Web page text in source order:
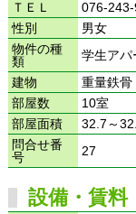
ＴＥＬ
076-
性別
男女
物件の種
類
学生アパ
建物
重量鉄
部屋数
10室
部屋面積
32.7～
問合せ番
号
27
設備・賃料